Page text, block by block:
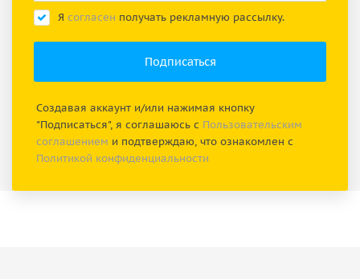
Я согласен получать рекламную рассылку.
Создавая аккаунт и/или нажимая кнопку
"Подписаться", я соглашаюсь с Пользовательским
соглашением и подтверждаю, что ознакомлен с
Политикой конфиденциальности